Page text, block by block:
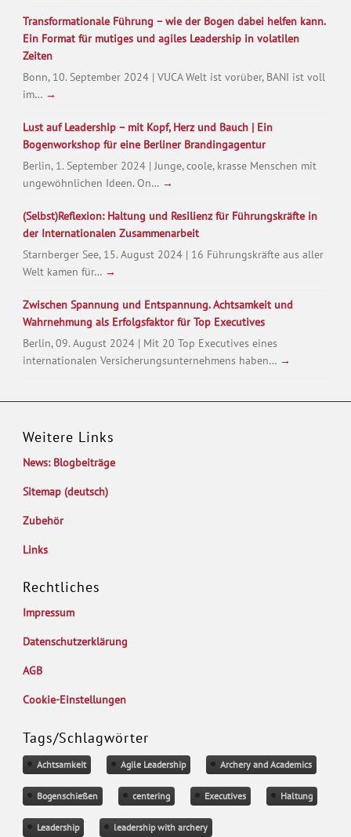
Transformationale Führung – wie der Bogen dabei helfen kann.
Ein Format für mutiges und agiles Leadership in volatilen
Zeiten
Bonn, 10. September 2024 | VUCA Welt ist vorüber, BANI ist voll
im… →
Lust auf Leadership – mit Kopf, Herz und Bauch | Ein
Bogenworkshop für eine Berliner Brandingagentur
Berlin, 1. September 2024 | Junge, coole, krasse Menschen mit
ungewöhnlichen Ideen. On… →
(Selbst)Reflexion: Haltung und Resilienz für Führungskräfte in
der Internationalen Zusammenarbeit
Starnberger See, 15. August 2024 | 16 Führungskräfte aus aller
Welt kamen für… →
Zwischen Spannung und Entspannung. Achtsamkeit und
Wahrnehmung als Erfolgsfaktor für Top Executives
Berlin, 09. August 2024 | Mit 20 Top Executives eines
internationalen Versicherungsunternehmens haben… →
Weitere Links
News: Blogbeiträge
Sitemap (deutsch)
Zubehör
Links
Rechtliches
Impressum
Datenschutzerklärung
AGB
Cookie-Einstellungen
Tags/Schlagwörter
Achtsamkeit Agile Leadership Archery and Academics
Bogenschießen centering Executives Haltung
Leadership leadership with archery